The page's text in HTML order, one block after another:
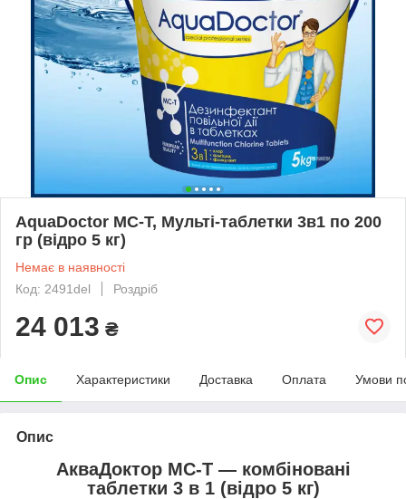
AquaDoctor MC-T, Мульті-таблетки 3в1 по 200
гр (відро 5 кг)
Немає в наявності
Код: 2491del
Роздріб
24 013 ₴
Опис Характеристики Доставка Оплата Умови
Опис
АкваДоктор MC-T — комбіновані
таблетки 3 в 1 (відро 5 кг)